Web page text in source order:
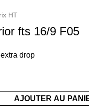
HT
fts 16/9 F05
drop
AJOUTER AU